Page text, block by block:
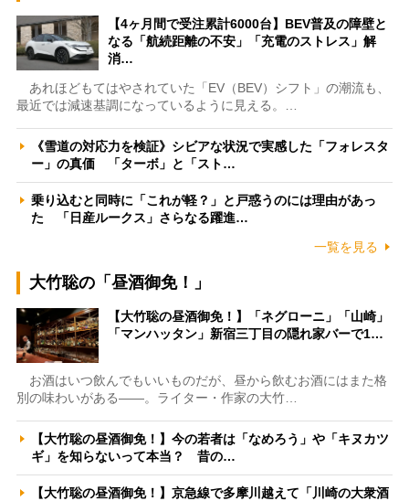
【4ヶ月間で受注累計6000台】BEV普及の障壁と
なる「航続距離の不安」「充電のストレス」解
消…
あれほどもてはやされていた「EV（BEV）シフト」の潮流も、
最近では減速基調になっているように見える。…
《雪道の対応力を検証》シビアな状況で実感した「フォレスタ
ー」の真価 「ターボ」と「スト…
乗り込むと同時に「これが軽？」と戸惑うのには理由があっ
た 「日産ルークス」さらなる躍進…
一覧を見る
大竹聡の「昼酒御免！」
【大竹聡の昼酒御免！】「ネグローニ」「山崎」
「マンハッタン」新宿三丁目の隠れ家バーで1…
お酒はいつ飲んでもいいものだが、昼から飲むお酒にはまた格
別の味わいがある――。ライター・作家の大竹…
【大竹聡の昼酒御免！】今の若者は「なめろう」や「キヌカツ
ギ」を知らないって本当？ 昔の…
【大竹聡の昼酒御免！】京急線で多摩川越えて「川崎の大衆酒